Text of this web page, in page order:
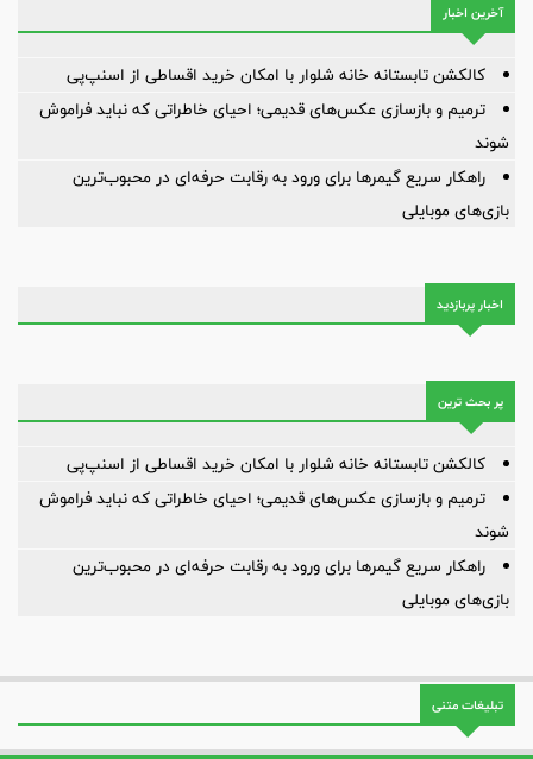
آخرین اخبار
کالکشن تابستانه خانه شلوار با امکان خرید اقساطی از اسنپ‌پی
ترمیم و بازسازی عکس‌های قدیمی؛ احیای خاطراتی که نباید فراموش
شوند
راهکار سریع گیمرها برای ورود به رقابت حرفه‌ای در محبوب‌ترین
بازی‌های موبایلی
اخبار پربازدید
پر بحث ترین
کالکشن تابستانه خانه شلوار با امکان خرید اقساطی از اسنپ‌پی
ترمیم و بازسازی عکس‌های قدیمی؛ احیای خاطراتی که نباید فراموش
شوند
راهکار سریع گیمرها برای ورود به رقابت حرفه‌ای در محبوب‌ترین
بازی‌های موبایلی
تبلیغات متنی